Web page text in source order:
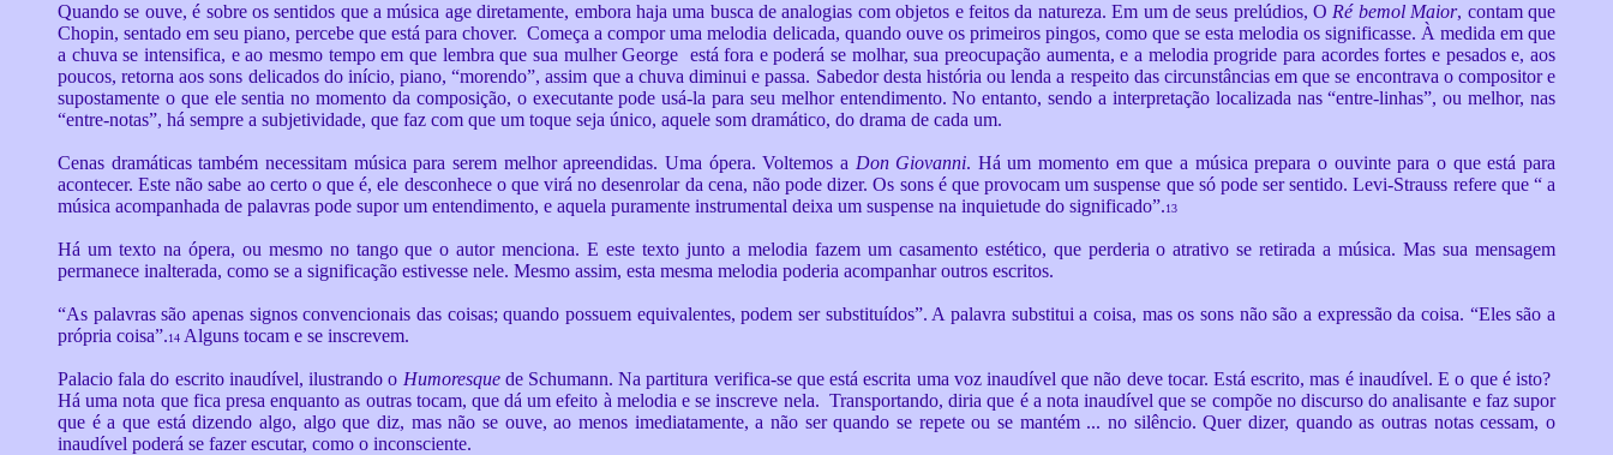
Quando se ouve, é sobre os sentidos que a música age diretamente, embora haja uma busca de analogias com objetos e feitos da natureza. Em um de seus prelúdios, O Ré bemol Maior, contam que
Chopin, sentado em seu piano, percebe que está para chover. Começa a compor uma melodia delicada, quando ouve os primeiros pingos, como que se esta melodia os significasse. À medida em que
a chuva se intensifica, e ao mesmo tempo em que lembra que sua mulher George está fora e poderá se molhar, sua preocupação aumenta, e a melodia progride para acordes fortes e pesados e, aos
poucos, retorna aos sons delicados do início, piano, “morendo”, assim que a chuva diminui e passa. Sabedor desta história ou lenda a respeito das circunstâncias em que se encontrava o compositor e
supostamente o que ele sentia no momento da composição, o executante pode usá-la para seu melhor entendimento. No entanto, sendo a interpretação localizada nas “entre-linhas”, ou melhor, nas
“entre-notas”, há sempre a subjetividade, que faz com que um toque seja único, aquele som dramático, do drama de cada um.
Cenas dramáticas também necessitam música para serem melhor apreendidas. Uma ópera. Voltemos a Don Giovanni. Há um momento em que a música prepara o ouvinte para o que está para
acontecer. Este não sabe ao certo o que é, ele desconhece o que virá no desenrolar da cena, não pode dizer. Os sons é que provocam um suspense que só pode ser sentido. Levi-Strauss refere que “ a
música acompanhada de palavras pode supor um entendimento, e aquela puramente instrumental deixa um suspense na inquietude do significado”.13
Há um texto na ópera, ou mesmo no tango que o autor menciona. E este texto junto a melodia fazem um casamento estético, que perderia o atrativo se retirada a música. Mas sua mensagem
permanece inalterada, como se a significação estivesse nele. Mesmo assim, esta mesma melodia poderia acompanhar outros escritos.
“As palavras são apenas signos convencionais das coisas; quando possuem equivalentes, podem ser substituídos”. A palavra substitui a coisa, mas os sons não são a expressão da coisa. “Eles são a
própria coisa”.14 Alguns tocam e se inscrevem.
Palacio fala do escrito inaudível, ilustrando o Humoresquede Schumann. Na partitura verifica-se que está escrita uma voz inaudível que não deve tocar. Está escrito, mas é inaudível. E o que é isto?
Há uma nota que fica presa enquanto as outras tocam, que dá um efeito à melodia e se inscreve nela. Transportando, diria que é a nota inaudível que se compõe no discurso do analisante e faz supor
que é a que está dizendo algo, algo que diz, mas não se ouve, ao menos imediatamente, a não ser quando se repete ou se mantém ... no silêncio. Quer dizer, quando as outras notas cessam, o
inaudível poderá se fazer escutar, como o inconsciente.